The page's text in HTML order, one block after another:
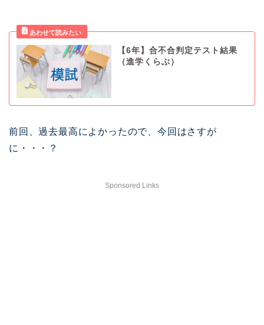
【6年】合不合判定テスト結果
（進学くらぶ）
前回、過去最高によかったので、今回はさすが
に・・・？
Sponsored Links